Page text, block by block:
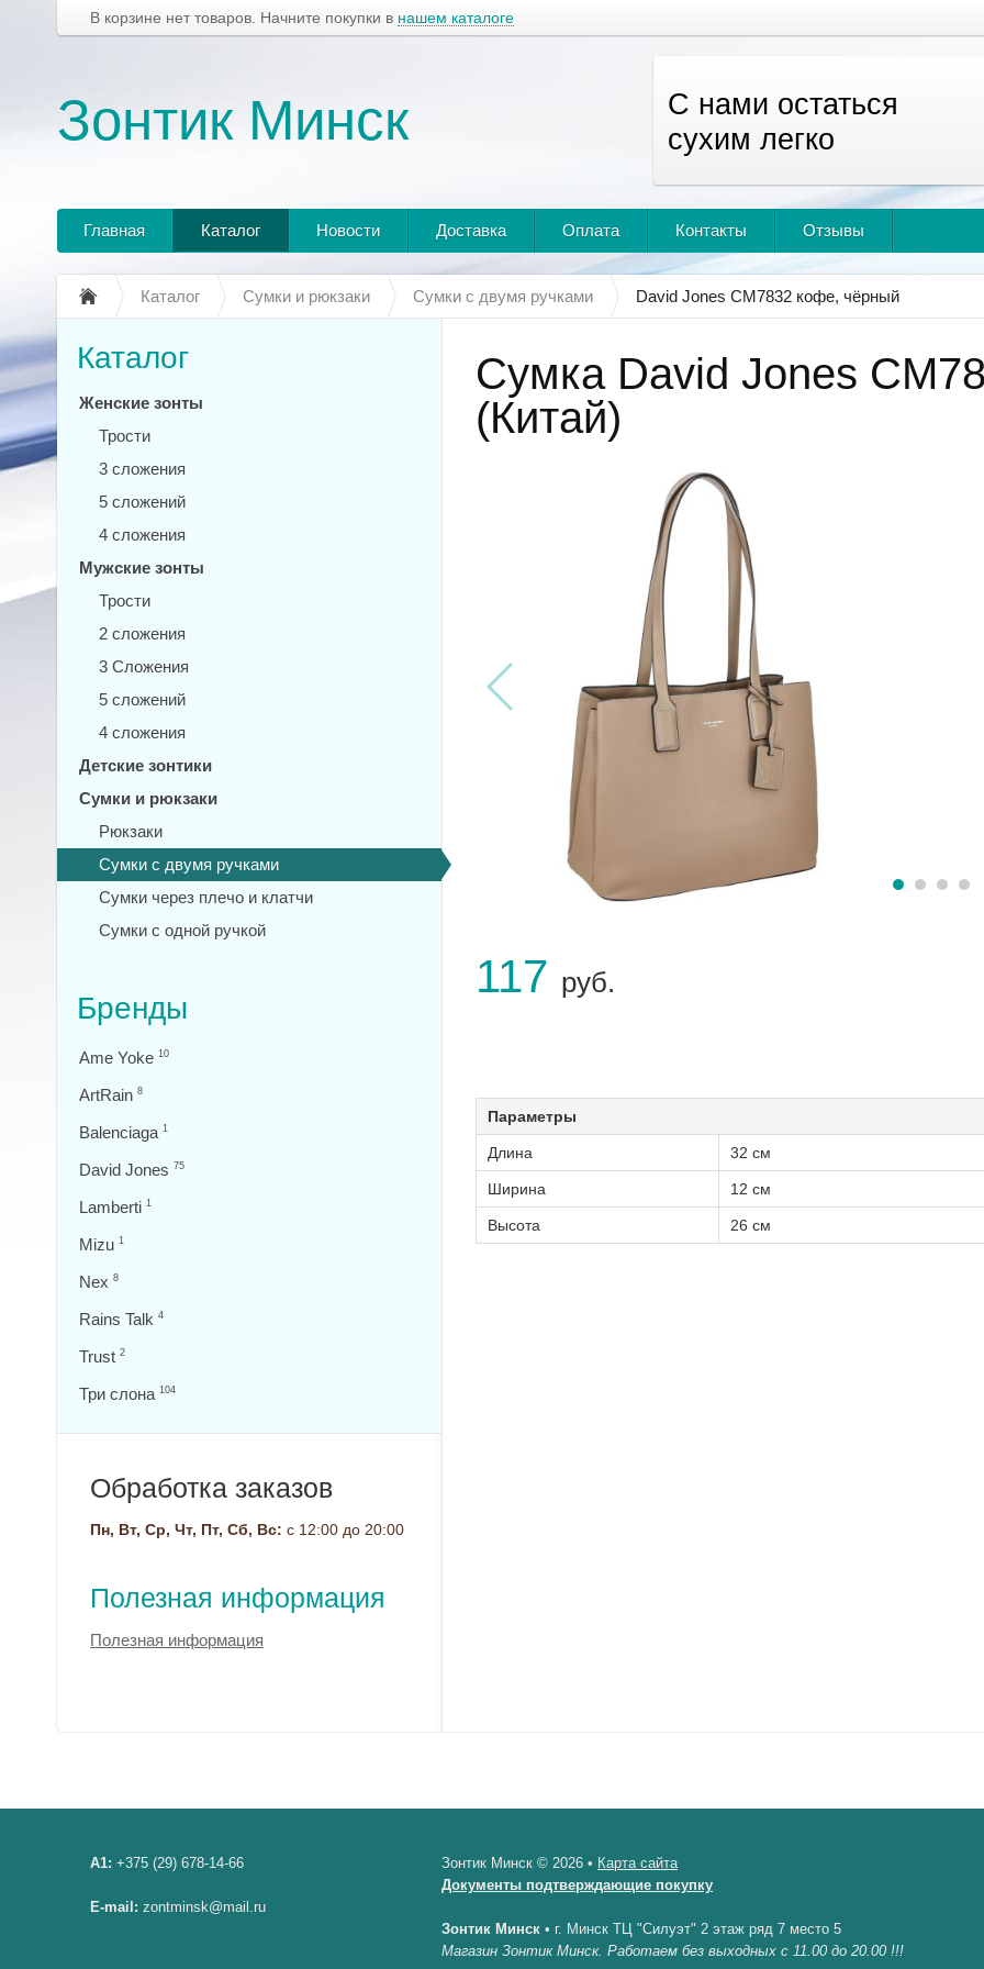
В корзине нет товаров. Начните покупки в нашем каталоге
Зонтик Минск
С нами остаться
сухим легко
Главная Каталог Новости Доставка Оплата Контакты Отзывы
Каталог Сумки и рюкзаки Сумки с двумя ручками David Jones CM7832 кофе, чёрный
Сумка David Jones
(Китай)
117 руб.
Параметры
Длина 32 см
Ширина 12 см
Высота 26 см
Каталог
Женские зонты
Трости
3 сложения
5 сложений
4 сложения
Мужские зонты
Трости
2 сложения
3 Сложения
5 сложений
4 сложения
Детские зонтики
Сумки и рюкзаки
Рюкзаки
Сумки с двумя ручками
Сумки через плечо и клатчи
Сумки с одной ручкой
Бренды
Ame Yoke 10
ArtRain 8
Balenciaga 1
David Jones 75
Lamberti 1
Mizu 1
Nex 8
Rains Talk 4
Trust 2
Три слона 104
Обработка заказов
Пн, Вт, Ср, Чт, Пт, Сб, Вс: с 12:00 до 20:00
Полезная информация
Полезная информация
A1: +375 (29) 678-14-66
E-mail: zontminsk@mail.ru
Зонтик Минск © 2026 • Карта сайта
Документы подтверждающие покупку
Зонтик Минск • г. Минск ТЦ "Силуэт" 2 этаж ряд 7 место 5
Магазин Зонтик Минск. Работаем без выходных с 11.00 до 20.00 !!!